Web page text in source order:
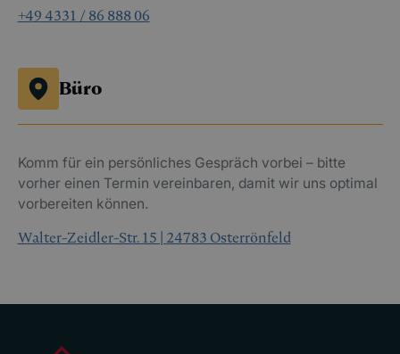
+49 4331 / 86 888 06
Büro
Komm für ein persönliches Gespräch vorbei – bitte
vorher einen Termin vereinbaren, damit wir uns optimal
vorbereiten können.
Walter-Zeidler-Str. 15 | 24783 Osterrönfeld